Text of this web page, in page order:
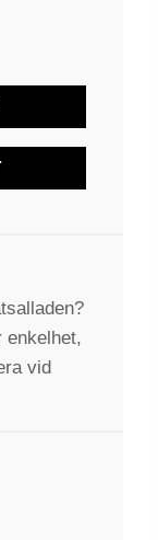
enkelhet,
vid